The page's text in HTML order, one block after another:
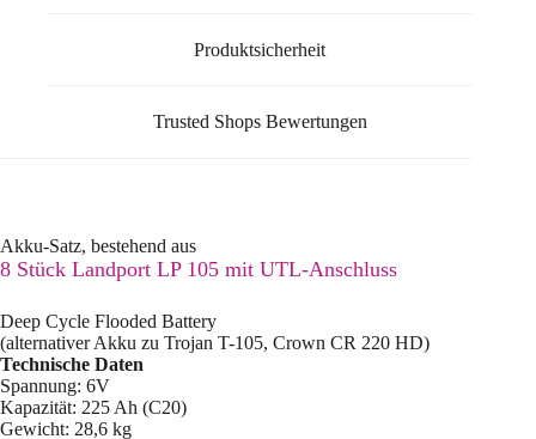
Produktsicherheit
Trusted Shops Bewertungen
Akku-Satz, bestehend aus
8 Stück Landport LP 105 mit UTL-Anschluss
Deep Cycle Flooded Battery
(alternativer Akku zu Trojan T-105, Crown CR 220 HD)
Technische Daten
Spannung: 6V
Kapazität: 225 Ah (C20)
Gewicht: 28,6 kg